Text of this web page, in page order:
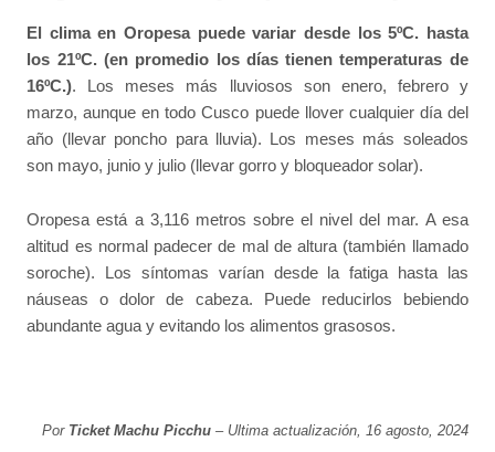
El clima en Oropesa puede variar desde los 5ºC. hasta
los 21ºC. (en promedio los días tienen temperaturas de
16ºC.). Los meses más lluviosos son enero, febrero y
marzo, aunque en todo Cusco puede llover cualquier día del
año (llevar poncho para lluvia). Los meses más soleados
son mayo, junio y julio (llevar gorro y bloqueador solar).
Oropesa está a 3,116 metros sobre el nivel del mar. A esa
altitud es normal padecer de mal de altura (también llamado
soroche). Los síntomas varían desde la fatiga hasta las
náuseas o dolor de cabeza. Puede reducirlos bebiendo
abundante agua y evitando los alimentos grasosos.
Por Ticket Machu Picchu– Ultima actualización, 16 agosto, 2024